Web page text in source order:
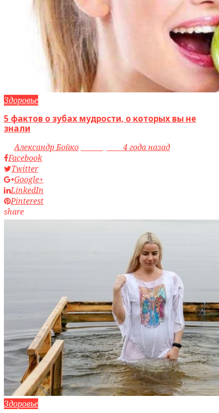
Здоровье
5 фактов о зубах мудрости, о которых вы не
знали
byАлександр Бойко
4 года назад
Facebook
Twitter
Google+
LinkedIn
Pinterest
share
Здоровье